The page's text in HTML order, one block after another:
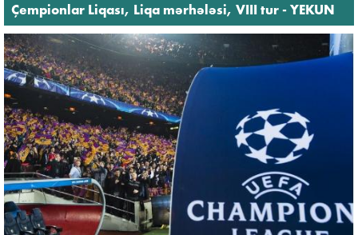
Çempionlar Liqası, Liqa mərhələsi, VIII tur - YEKUN